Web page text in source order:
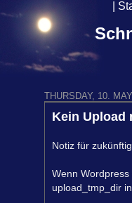
THURSDAY, 10.
Kein Upload
Notiz für
Wenn
upload_tmp_dir